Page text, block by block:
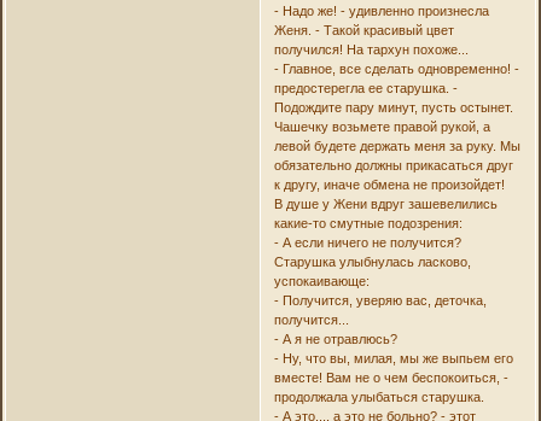
- Надо же! - удивленно произнесла
Женя. - Такой красивый цвет
получился! На тархун похоже...
- Главное, все сделать одновременно! -
предостерегла ее старушка. -
Подождите пару минут, пусть остынет.
Чашечку возьмете правой рукой, а
левой будете держать меня за руку. Мы
обязательно должны прикасаться друг
к другу, иначе обмена не произойдет!
В душе у Жени вдруг зашевелились
какие-то смутные подозрения:
- А если ничего не получится?
Старушка улыбнулась ласково,
успокаивающе:
- Получится, уверяю вас, деточка,
получится...
- А я не отравлюсь?
- Ну, что вы, милая, мы же выпьем его
вместе! Вам не о чем беспокоиться, -
продолжала улыбаться старушка.
- А это.... а это не больно? - этот